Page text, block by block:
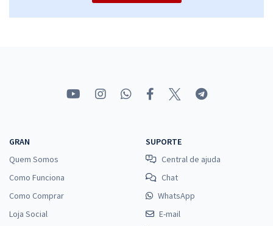
GRAN
Quem Somos
Como Funciona
Como Comprar
Loja Social
SUPORTE
Central de ajuda
Chat
WhatsApp
E-mail